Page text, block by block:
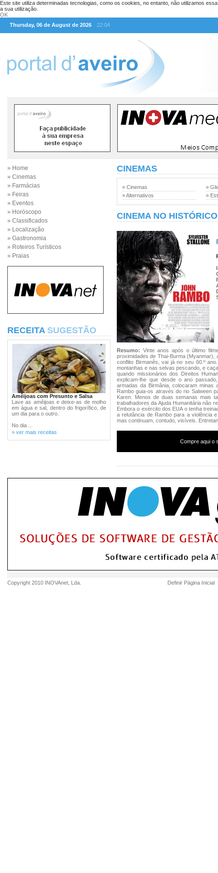
Este site utiliza determinadas tecnologias, como os cookies, no entanto, não utilizamos
a sua utilização.
OK
Thursday, 06 de August de 2026
22:04
» Home
» Cinemas
» Farmácias
» Feiras
» Eventos
» Horóscopo
» Classificados
» Localização
» Gastronomia
» Roteiros Turísticos
» Praias
RECEITA SUGESTÃO
Amêijoas com Presunto e Salsa
Lave as amêijoas e deixe-as de molho
em água e sal, dentro do frigorífico, de
um dia para o outro.
No dia ...
» ver mais receitas
CINEMAS
» Cinemas
» Alternativos
»
»
CINEMA NO HISTÓRICO
Resumo: Vinte anos após o último
proximidades de Thai-Burma
conflito Birmanês, vai já no seu 60.º
montanhas e nas selvas pescando, e
quando missionários dos Direitos
explicam-lhe que desde o ano
armadas da Birmânia, colocaram minas
Rambo guia-os através do rio Salween
Karen. Menos de duas semanas mais
trabalhadores da Ajuda Humanitária não
Embora o exército dos EUA o tenha
a relutância de Rambo para a violência
mas continuam, contudo, visíveis.
Compre aqui o
Copyright 2010 INOVAnet , Lda. Definir Página Inicial